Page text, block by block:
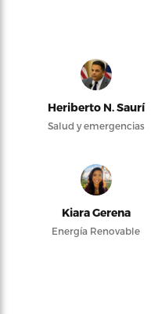
Heriberto N. Saurí
Salud y emergencias
Kiara Gerena
Energía Renovable